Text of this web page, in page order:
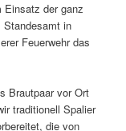
Einsatz der ganz
Standesamt in
Feuerwehr das
Brautpaar vor Ort
traditionell Spalier
die von